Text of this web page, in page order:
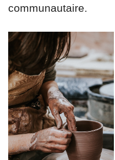
communautaire.